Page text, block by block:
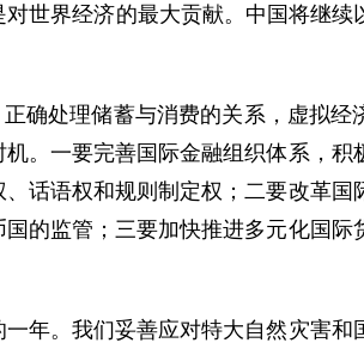
世界经济的最大贡献。中国将继续
确处理储蓄与消费的关系，虚拟经
。一要完善国际金融组织体系，积
话语权和规则制定权；二要改革国
的监管；三要加快推进多元化国际
年。我们妥善应对特大自然灾害和